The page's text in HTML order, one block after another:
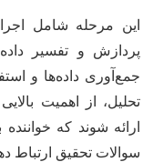
این مرحله شامل
پردازش و تفسیر
جمع‌آوری داده‌ها و
تحلیل، از اهمیت
ارائه شوند که
سوالات تحقیق ارتباط